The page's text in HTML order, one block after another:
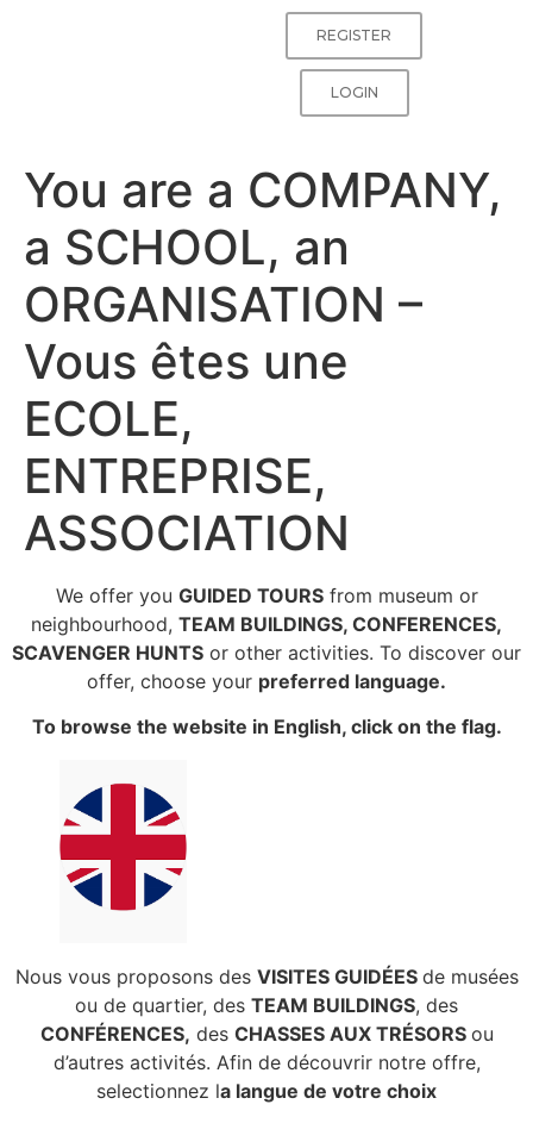
REGISTER
LOGIN
You are a COMPANY,
a SCHOOL, an
ORGANISATION –
Vous êtes une
ECOLE,
ENTREPRISE,
ASSOCIATION
We offer you GUIDED TOURSfrom museum or
neighbourhood, TEAM BUILDINGS, CONFERENCES,
SCAVENGER HUNTS or other activities. To discover our
offer, choose your preferred language.
To browse the website in English, click on the flag.
Nous vous proposons des VISITES GUIDÉES de musées
ou de quartier, des TEAM BUILDINGS, des
CONFÉRENCES, des CHASSES AUX TRÉSORS ou
d’autres activités. Afin de découvrir notre offre,
selectionnez la langue de votre choix